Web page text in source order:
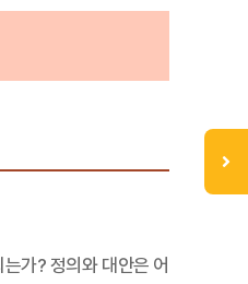
가? 정의와 대안은 어